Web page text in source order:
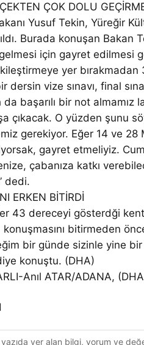
ÇOK DOLU
Yusuf Tekin, Yüreğir
Burada konuşan Bakan
için gayret edilmesi
yer
dersin vize sınavı, final
da başarılı bir not
çıkacak. O yüzden şunu
gerekiyor. Eğer 14 ve 28
gayret etmeliyiz.
çabanıza katkı
dedi.
ERKEN BİTİRDİ
43 dereceyi gösterdği
bitirmeden
bir günde sizinle yine bir
konuştu. (DHA)
Anıl ATAR/ADANA,
yazıda yer alan bilgi, yorum ve